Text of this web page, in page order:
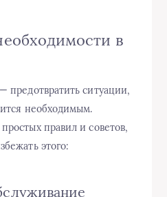
в
предотвратить ситуации,
необходимым.
правил и советов,
этого: